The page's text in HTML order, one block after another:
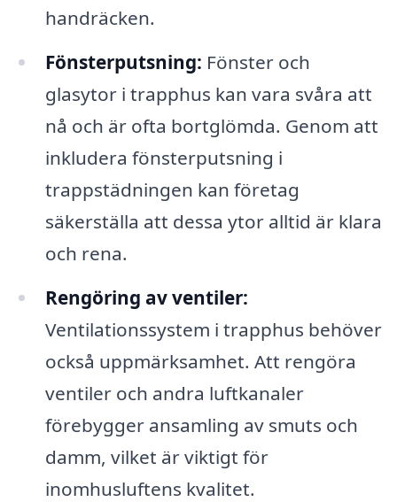
handräcken.
Fönsterputsning: Fönster och
glasytor i trapphus kan vara svåra att
nå och är ofta bortglömda. Genom att
inkludera fönsterputsning i
trappstädningen kan företag
säkerställa att dessa ytor alltid är klara
och rena.
Rengöring av ventiler:
Ventilationssystem i trapphus behöver
också uppmärksamhet. Att rengöra
ventiler och andra luftkanaler
förebygger ansamling av smuts och
damm, vilket är viktigt för
inomhusluftens kvalitet.